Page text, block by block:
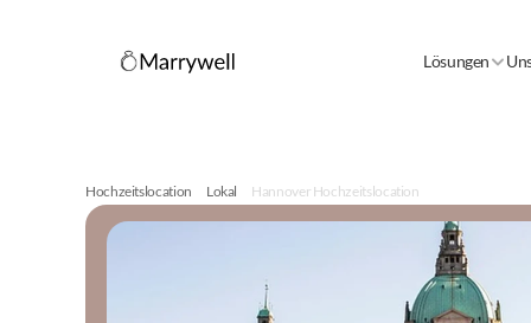
Lösungen
Hochzeitslocation Lokal Hannover Hochzeitslocation